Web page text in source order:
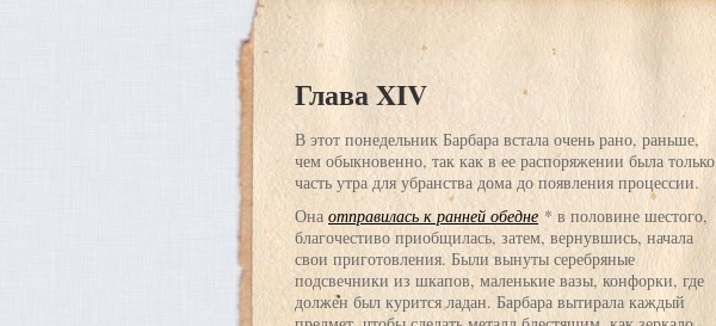
Глава XIV
В этот понедельник Барбара встала очень рано, раньше,
чем обыкновенно, так как в ее распоряжении была только
часть утра для убранства дома до появления процессии.
Она отправилась к ранней обедне * в половине шестого,
благочестиво приобщилась, затем, вернувшись, начала
свои приготовления. Были вынуты серебряные
подсвечники из шкапов, маленькие вазы, конфорки, где
должен был курится ладан. Барбара вытирала каждый